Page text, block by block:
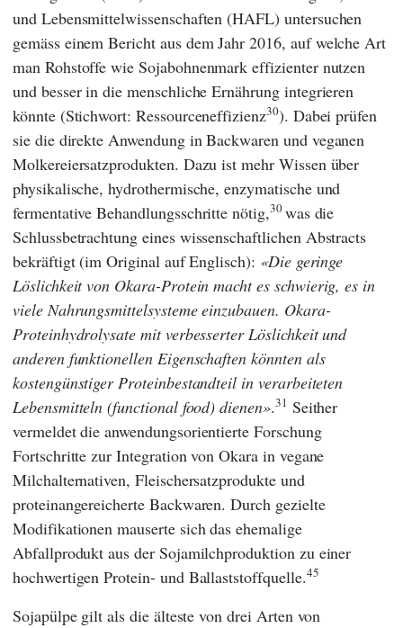
und Lebensmittelwissenschaften (HAFL) untersuchen
gemäss einem Bericht aus dem Jahr 2016, auf welche Art
man Rohstoffe wie Sojabohnenmark effizienter nutzen
und besser in die menschliche Ernährung integrieren
könnte (Stichwort: Ressourceneffizienz30). Dabei prüfen
sie die direkte Anwendung in Backwaren und veganen
Molkereiersatzprodukten. Dazu ist mehr Wissen über
physikalische, hydrothermische, enzymatische und
fermentative Behandlungsschritte nötig,30was die
Schlussbetrachtung eines wissenschaftlichen Abstracts
bekräftigt (im Original auf Englisch):
Die geringe
Löslichkeit von Okara-Protein macht es schwierig, es in
viele Nahrungsmittelsysteme einzubauen. Okara-
Proteinhydrolysate mit verbesserter Löslichkeit und
anderen funktionellen Eigenschaften könnten als
kostengünstiger Proteinbestandteil in verarbeiteten
Lebensmitteln (functional food) dienen .31 Seither
vermeldet die anwendungsorientierte Forschung
Fortschritte zur Integration von Okara in vegane
Milchalternativen, Fleischersatzprodukte und
proteinangereicherte Backwaren. Durch gezielte
Modifikationen mauserte sich das ehemalige
Abfallprodukt aus der Sojamilchproduktion zu einer
hochwertigen Protein- und Ballaststoffquelle.45
Sojapülpe gilt als die älteste von drei Arten von